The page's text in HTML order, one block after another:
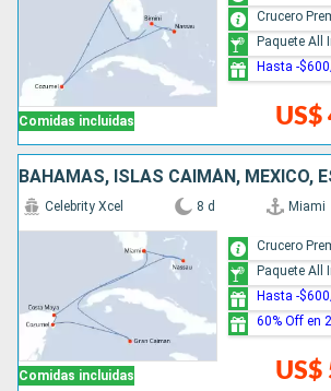
Comidas incluidas US$
Crucero
Paquete All
Hasta -
Comidas incluidas
Celebrity Xcel 8 d Miami
US$
Crucero
Paquete All
Hasta -
60% Off en